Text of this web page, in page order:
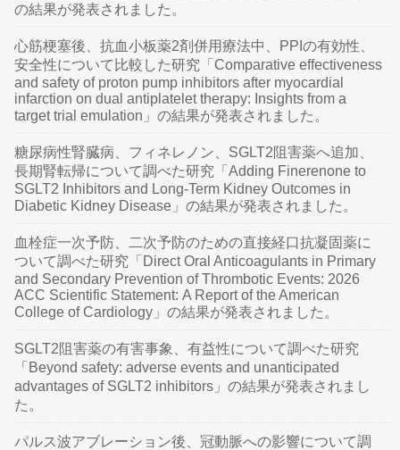
の結果が発表されました。
心筋梗塞後、抗血小板薬2剤併用療法中、PPIの有効性、
安全性について比較した研究「Comparative effectiveness
and safety of proton pump inhibitors after myocardial
infarction on dual antiplatelet therapy: Insights from a
target trial emulation」の結果が発表されました。
糖尿病性腎臓病、フィネレノン、SGLT2阻害薬へ追加、
長期腎転帰について調べた研究「Adding Finerenone to
SGLT2 Inhibitors and Long-Term Kidney Outcomes in
Diabetic Kidney Disease」の結果が発表されました。
血栓症一次予防、二次予防のための直接経口抗凝固薬に
ついて調べた研究「Direct Oral Anticoagulants in Primary
and Secondary Prevention of Thrombotic Events: 2026
ACC Scientific Statement: A Report of the American
College of Cardiology」の結果が発表されました。
SGLT2阻害薬の有害事象、有益性について調べた研究
「Beyond safety: adverse events and unanticipated
advantages of SGLT2 inhibitors」の結果が発表されまし
た。
パルス波アブレーション後、冠動脈への影響について調